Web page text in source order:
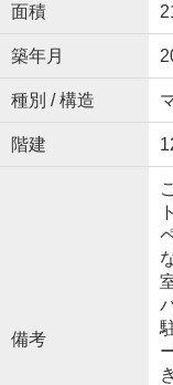
面積
築年月
種別 / 構造
階建
備考